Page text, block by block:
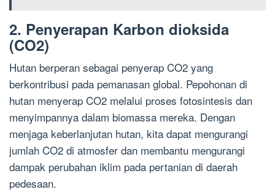
2. Penyerapan Karbon dioksida
(CO2)
Hutan berperan sebagai penyerap CO2 yang
berkontribusi pada pemanasan global. Pepohonan di
hutan menyerap CO2 melalui proses fotosintesis dan
menyimpannya dalam biomassa mereka. Dengan
menjaga keberlanjutan hutan, kita dapat mengurangi
jumlah CO2 di atmosfer dan membantu mengurangi
dampak perubahan iklim pada pertanian di daerah
pedesaan.